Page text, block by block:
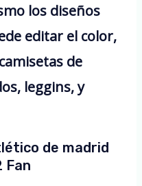
los diseños
editar el color,
de
leggins, y
de madrid
Fan